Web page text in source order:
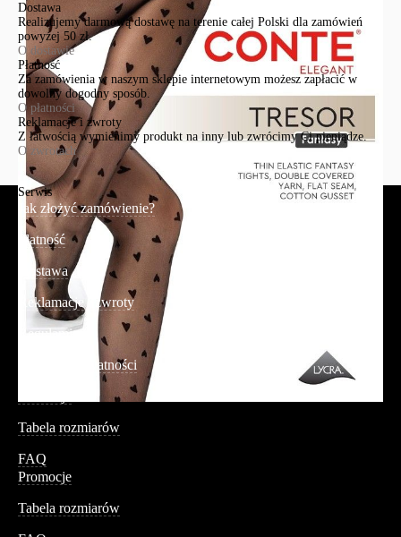
Dostawa
Realizujemy darmową dostawę na terenie całej Polski dla zamówień
powyżej 50 zł.
O dostawie
Płatność
Za zamówienia w naszym sklepie internetowym możesz zapłacić w
dowolny dogodny sposób.
O płatności
Reklamacje i zwroty
Z łatwością wymienimy produkt na inny lub zwrócimy Ci pieniądze.
O zwrotach
Serwis
Jak złożyć zamówienie?
Płatność
Dostawa
Reklamacje i zwroty
Regulamin
Polityka prywatności
Tabela rozmiarów
FAQ
Promocje
Tabela rozmiarów